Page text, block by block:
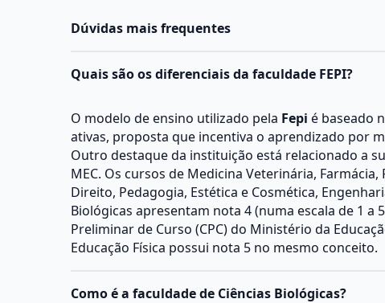
Dúvidas mais frequentes
Quais são os diferenciais da faculdade FEPI?
O modelo de ensino utilizado pela Fepi é baseado
ativas, proposta que incentiva o aprendizado por
Outro destaque da instituição está relacionado a
MEC. Os cursos de Medicina Veterinária,
Direito, Pedagogia, Estética e Cosmética,
Biológicas apresentam nota 4 (numa escala de 1 a
Preliminar de Curso (CPC) do Ministério da
Educação Física possui nota 5 no mesmo conceito.
Como é a faculdade de Ciências Biológicas?